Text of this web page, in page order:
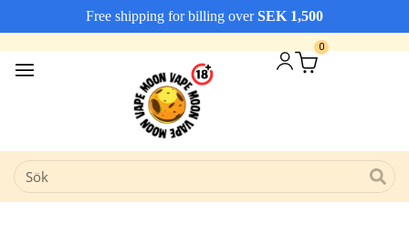
Vi erbjuder snabba leveranserAvfärda
0
Free shipping for billing overSEK 1,500